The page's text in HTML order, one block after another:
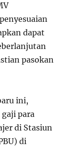
dapat
pasokan
ini,
para
di Stasiun
di